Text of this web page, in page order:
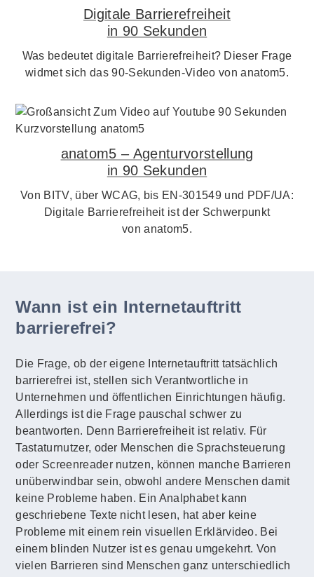
Digitale Barrierefreiheit
in 90 Sekunden
Was bedeutet digitale Barrierefreiheit? Dieser Frage
widmet sich das 90-Sekunden-Video von anatom5.
anatom5 – Agenturvorstellung
in 90 Sekunden
Von BITV, über WCAG, bis EN-301549 und PDF/UA:
Digitale Barrierefreiheit ist der Schwerpunkt
von anatom5.
Wann ist ein Internetauftritt
barrierefrei?
Die Frage, ob der eigene Internetauftritt tatsächlich
barrierefrei ist, stellen sich Verantwortliche in
Unternehmen und öffentlichen Einrichtungen häufig.
Allerdings ist die Frage pauschal schwer zu
beantworten. Denn Barrierefreiheit ist relativ. Für
Tastaturnutzer, oder Menschen die Sprachsteuerung
oder Screenreader nutzen, können manche Barrieren
unüberwindbar sein, obwohl andere Menschen damit
keine Probleme haben. Ein Analphabet kann
geschriebene Texte nicht lesen, hat aber keine
Probleme mit einem rein visuellen Erklärvideo. Bei
einem blinden Nutzer ist es genau umgekehrt. Von
vielen Barrieren sind Menschen ganz unterschiedlich